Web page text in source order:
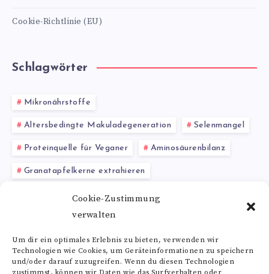
Cookie-Zustimmung
verwalten
Um dir ein optimales Erlebnis zu bieten, verwenden wir
Technologien wie Cookies, um Geräteinformationen zu speichern
und/oder darauf zuzugreifen. Wenn du diesen Technologien
Cookie-Richtlinie (EU)
Schlagwörter
Mikronährstoffe
Altersbedingte Makuladegeneration Selenmangel
Proteinquelle für Veganer Aminosäurenbilanz
Granatapfelkerne extrahieren
Menstruationsbeschwerden
Zahngesundheit
Alle Schlagwörter